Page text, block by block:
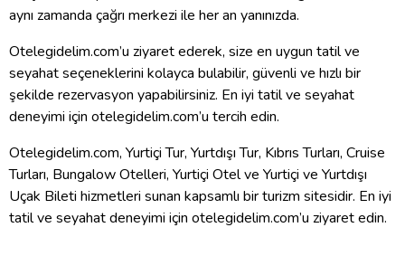
aynı zamanda çağrı merkezi ile her an yanınızda.
Otelegidelim.com’u ziyaret ederek, size en uygun tatil ve
seyahat seçeneklerini kolayca bulabilir, güvenli ve hızlı bir
şekilde rezervasyon yapabilirsiniz. En iyi tatil ve seyahat
deneyimi için otelegidelim.com’u tercih edin.
Otelegidelim.com, Yurtiçi Tur, Yurtdışı Tur, Kıbrıs Turları, Cruise
Turları, Bungalow Otelleri, Yurtiçi Otel ve Yurtiçi ve Yurtdışı
Uçak Bileti hizmetleri sunan kapsamlı bir turizm sitesidir. En iyi
tatil ve seyahat deneyimi için otelegidelim.com’u ziyaret edin.